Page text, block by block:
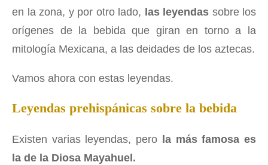
en la zona, y por otro lado, las leyendas sobre los
orígenes de la bebida que giran en torno a la
mitología Mexicana, a las deidades de los aztecas.
Vamos ahora con estas leyendas.
Leyendas prehispánicas sobre la bebida
Existen varias leyendas, pero
la más famosa es
la de la Diosa Mayahuel.